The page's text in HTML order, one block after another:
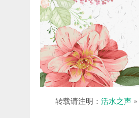
转载请注明： 活水之声 »